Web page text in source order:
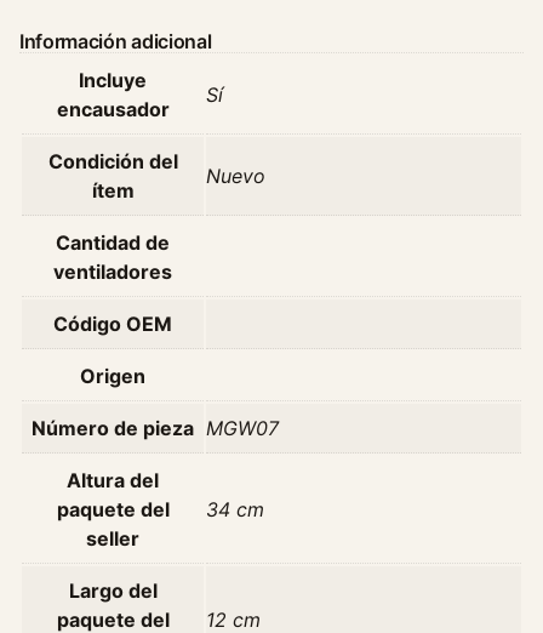
t
a
a
W
l
Información adicional
Incluye
encausador
Sí
Condición del
ítem
Nuevo
Cantidad de
ventiladores
Código OEM
Origen
Número de pieza MGW07
Altura del
paquete del
seller
34 cm
Largo del
paquete del
12 cm